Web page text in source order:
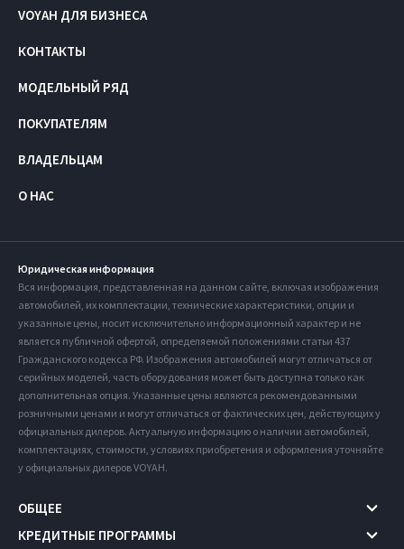
VOYAH ДЛЯ БИЗНЕСА
КОНТАКТЫ
МОДЕЛЬНЫЙ РЯД
ПОКУПАТЕЛЯМ
ВЛАДЕЛЬЦАМ
О НАС
Юридическая информация
Вся информация, представленная на данном сайте, включая изображения
автомобилей, их комплектации, технические характеристики, опции и
указанные цены, носит исключительно информационный характер и не
является публичной офертой, определяемой положениями статьи 437
Гражданского кодекса РФ. Изображения автомобилей могут отличаться от
серийных моделей, часть оборудования может быть доступна только как
дополнительная опция. Указанные цены являются рекомендованными
розничными ценами и могут отличаться от фактических цен, действующих у
официальных дилеров. Актуальную информацию о наличии автомобилей,
комплектациях, стоимости, условиях приобретения и оформления уточняйте
у официальных дилеров VOYAH.
ОБЩЕЕ
КРЕДИТНЫЕ ПРОГРАММЫ